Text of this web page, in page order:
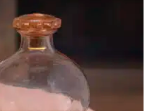
AJOUTER AU PANIER